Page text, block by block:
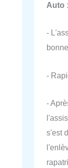
Auto :
-
-
-
s'est